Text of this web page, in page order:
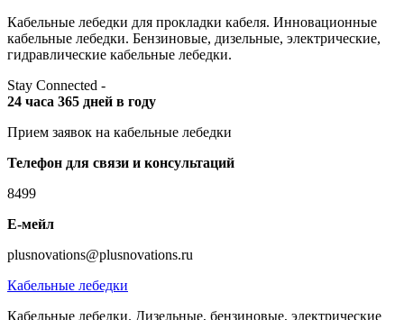
Skip
to
content
Кабельные лебедки для прокладки кабеля. Инновационные
кабельные лебедки. Бензиновые, дизельные, электрические,
гидравлические кабельные лебедки.
Stay Connected -
24 часа 365 дней в году
Прием заявок на кабельные лебедки
Телефон для связи и консультаций
8499
Е-мейл
plusnovations@plusnovations.ru
Кабельные лебедки
Кабельные лебедки. Дизельные, бензиновые, электрические